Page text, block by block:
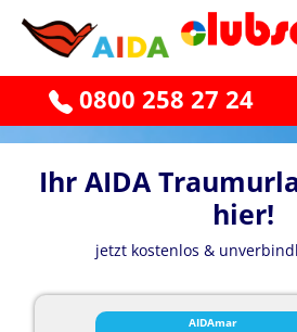
0800 258 27 24
Ihr AIDA
hier!
jetzt kostenlos &
AIDAmar